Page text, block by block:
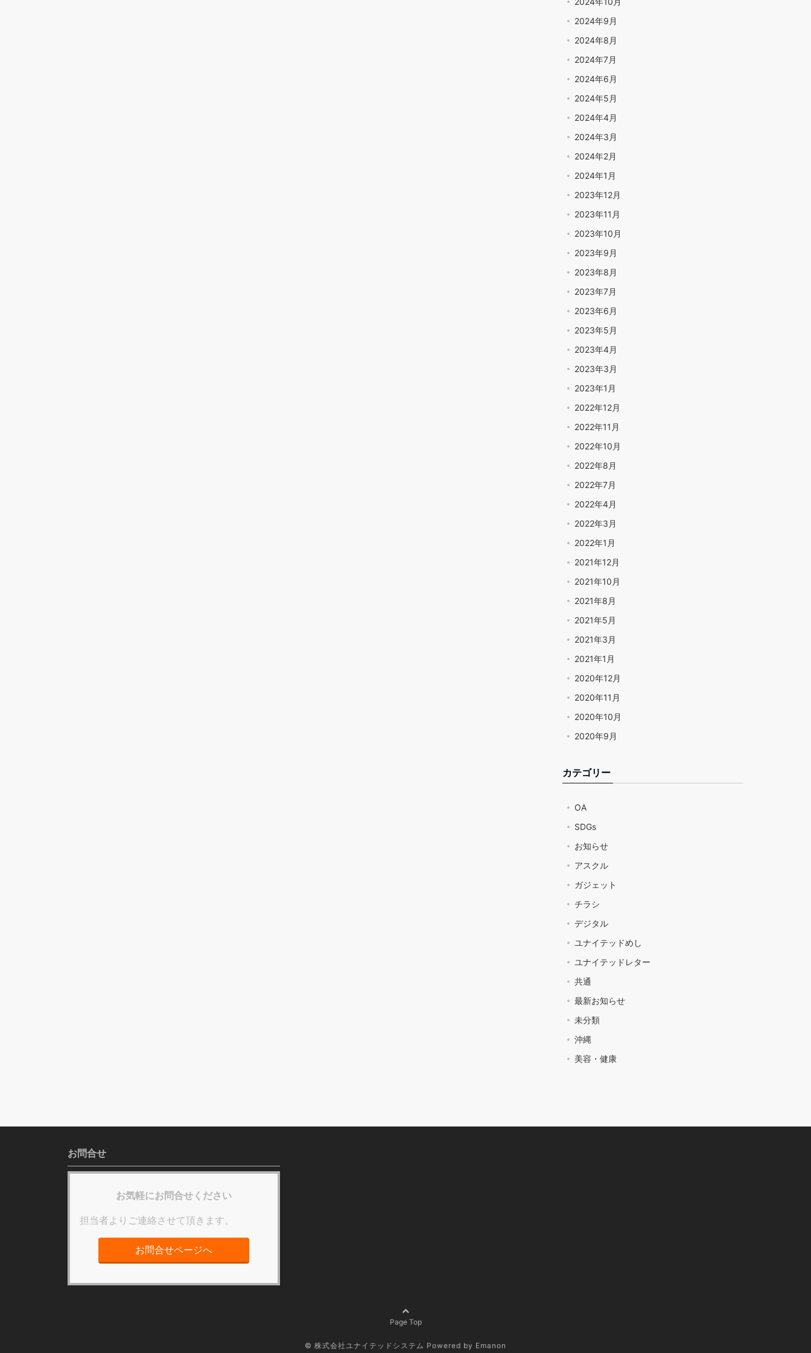
2024年9月
2024年8月
2024年7月
2024年6月
2024年5月
2024年4月
2024年3月
2024年2月
2024年1月
2023年12月
2023年11月
2023年10月
2023年9月
2023年8月
2023年7月
2023年6月
2023年5月
2023年4月
2023年3月
2023年1月
2022年12月
2022年11月
2022年10月
2022年8月
2022年7月
2022年4月
2022年3月
2022年1月
2021年12月
2021年10月
2021年8月
2021年5月
2021年3月
2021年1月
2020年12月
2020年11月
2020年10月
2020年9月
カテゴリー
OA
SDGs
お知らせ
アスクル
ガジェット
チラシ
デジタル
ユナイテッドめし
ユナイテッドレター
共通
最新お知らせ
未分類
沖縄
美容・健康
お問合せ
お気軽にお問合せください
担当者よりご連絡させて頂きます。
お問合せページへ
Page Top
© 株式会社ユナイテッドシステム Powered by Emanon